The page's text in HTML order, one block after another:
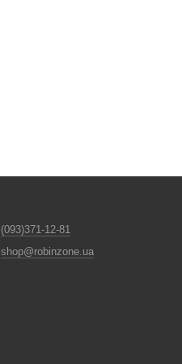
(093)371-12-81
shop@robinzone.ua